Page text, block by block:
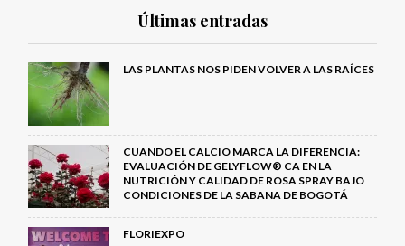
Últimas entradas
LAS PLANTAS NOS PIDEN VOLVER A LAS RAÍCES
CUANDO EL CALCIO MARCA LA DIFERENCIA:
EVALUACIÓN DE GELYFLOW® CA EN LA
NUTRICIÓN Y CALIDAD DE ROSA SPRAY BAJO
CONDICIONES DE LA SABANA DE BOGOTÁ
FLORIEXPO